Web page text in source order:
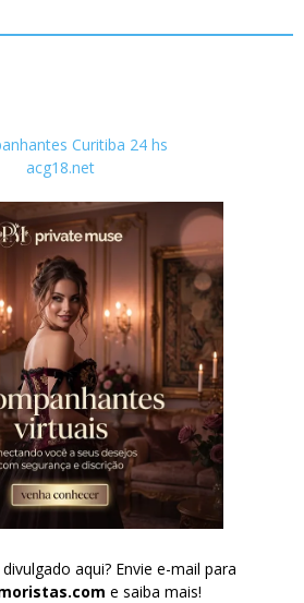
Curitiba 24 hs
acg18.net
aqui? Envie e-mail para
e saiba mais!